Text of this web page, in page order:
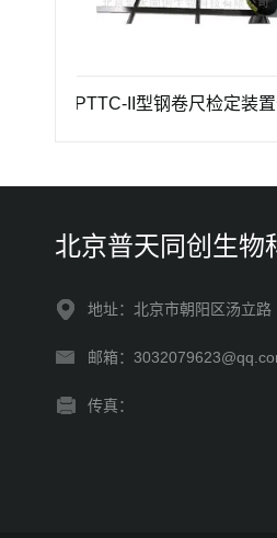
PTTC-II型钢卷尺检定装
北京普天同创生物
地址：北京市朝阳区汤立路
邮箱：
传真：